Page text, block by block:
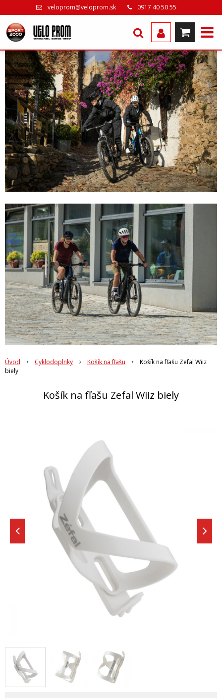
veloprom@veloprom.sk 0917 40 50 55
Úvod Cyklodoplnky Košík na fľašu
Košík na fľašu Zefal Wiiz
biely
Košík na fľašu Zefal Wiiz biely